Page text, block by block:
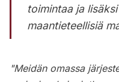
toimintaa ja
maantieteellisiä
"Meidän omassa